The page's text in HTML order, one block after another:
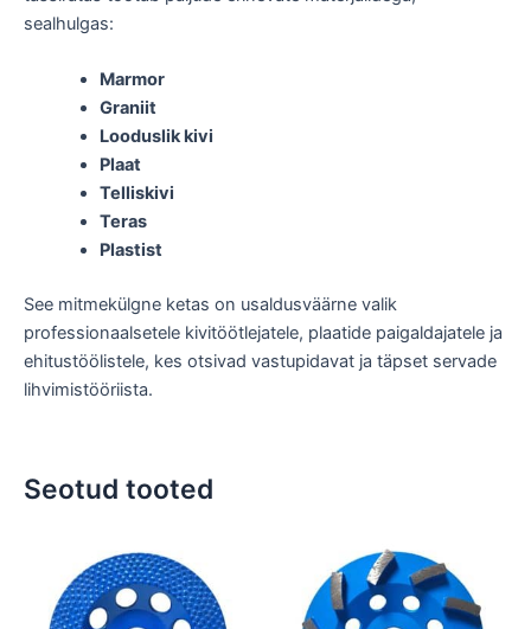
sealhulgas:
Marmor
Graniit
Looduslik kivi
Plaat
Telliskivi
Teras
Plastist
See mitmekülgne ketas on usaldusväärne valik
professionaalsetele kivitöötlejatele, plaatide paigaldajatele ja
ehitustöölistele, kes otsivad vastupidavat ja täpset servade
lihvimistööriista.
Seotud tooted